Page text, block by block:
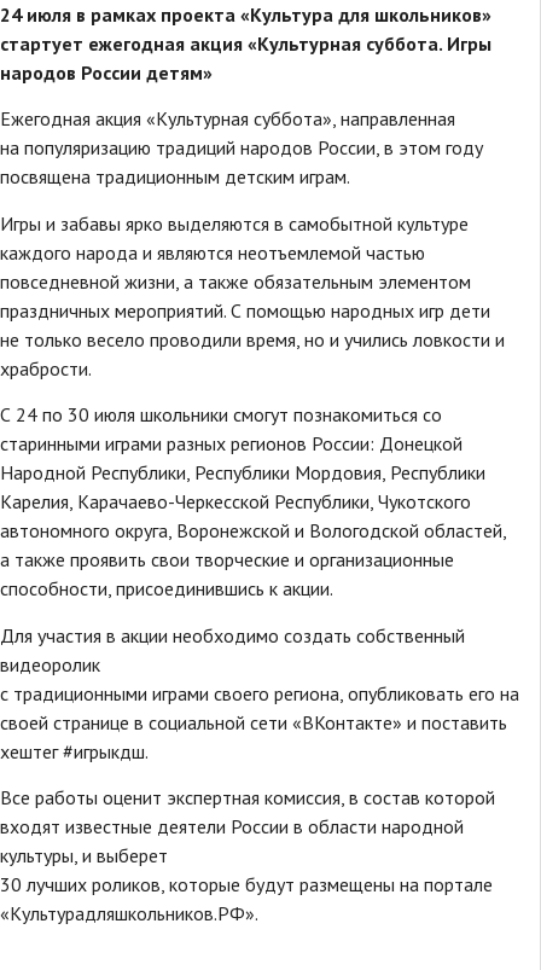
24 июля в рамках проекта «Культура для школьников»
стартует ежегодная акция «Культурная суббота. Игры
народов России детям»
Ежегодная акция «Культурная суббота», направленная
на популяризацию традиций народов России, в этом году
посвящена традиционным детским играм.
Игры и забавы ярко выделяются в самобытной культуре
каждого народа и являются неотъемлемой частью
повседневной жизни, а также обязательным элементом
праздничных мероприятий. С помощью народных игр дети
не только весело проводили время, но и учились ловкости и
храбрости.
С 24 по 30 июля школьники смогут познакомиться со
старинными играми разных регионов России: Донецкой
Народной Республики, Республики Мордовия, Республики
Карелия, Карачаево-Черкесской Республики, Чукотского
автономного округа, Воронежской и Вологодской областей,
а также проявить свои творческие и организационные
способности, присоединившись к акции.
Для участия в акции необходимо создать собственный
видеоролик
с традиционными играми своего региона, опубликовать его на
своей странице в социальной сети «ВКонтакте» и поставить
хештег #игрыкдш.
Все работы оценит экспертная комиссия, в состав которой
входят известные деятели России в области народной
культуры, и выберет
30 лучших роликов, которые будут размещены на портале
«Культурадляшкольников.РФ».